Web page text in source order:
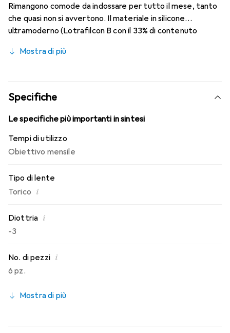
Rimangono comode da indossare per tutto il mese, tanto
che quasi non si avvertono. Il materiale in silicone
ultramoderno (Lotrafilcon B con il 33% di contenuto
Moisture Matrix e la rinomata tecnologia SmartShield,
conosci. Comfort e assenza di fastidi per tutto il giorno
con queste lenti mensili.
Mostra di più
Specifiche
Le specifiche più importanti in sintesi
Tempi di utilizzo
Obiettivo mensile
Tipo di lente
Torico i
Diottria i
-3
No. di pezzi i
6 pz.
Mostra di più